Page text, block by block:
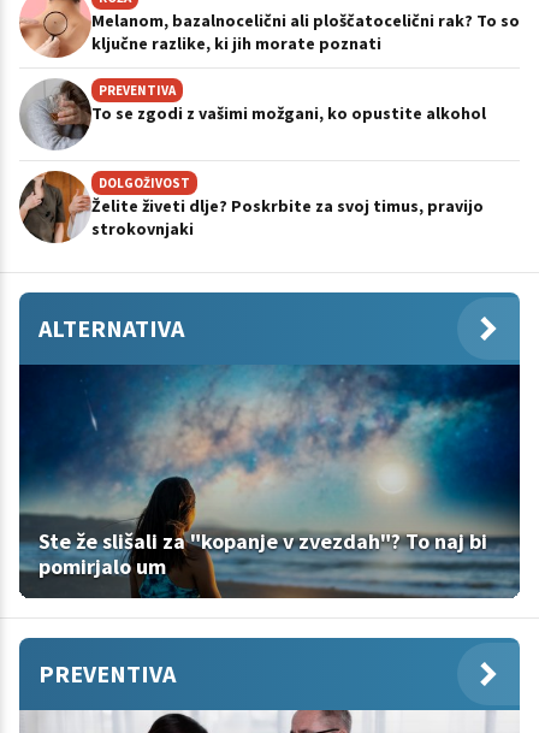
Melanom, bazalnocelični ali ploščatocelični rak? To so
ključne razlike, ki jih morate poznati
PREVENTIVA
To se zgodi z vašimi možgani, ko opustite alkohol
DOLGOŽIVOST
Želite živeti dlje? Poskrbite za svoj timus, pravijo
strokovnjaki
ALTERNATIVA
Ste že slišali za "kopanje v zvezdah"? To naj bi
pomirjalo um
PREVENTIVA